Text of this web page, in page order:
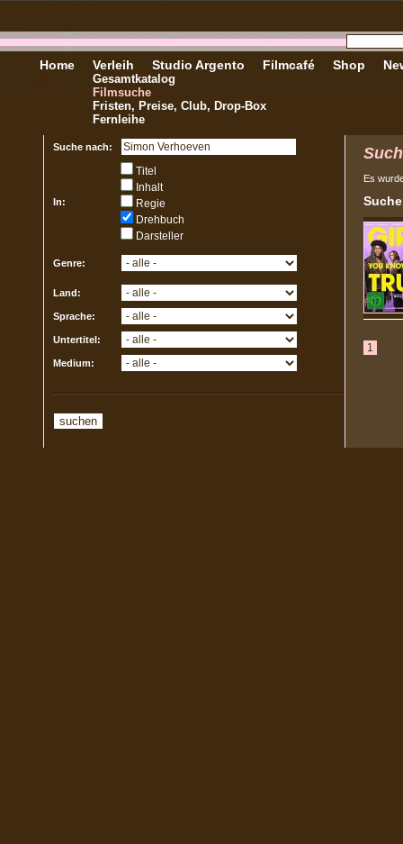
Home Verleih
Gesamtkatalog
Filmsuche
Fristen, Preise, Club, Drop-Box
Fernleihe
Studio Argento Filmcafé Shop
Suche nach:
In:
Titel
Inhalt
Regie
Drehbuch
Darsteller
Genre:
Land:
Sprache:
Untertitel:
Medium:
Es
1